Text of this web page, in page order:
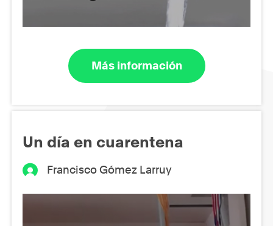
Más información
Un día en cuarentena
Francisco Gómez Larruy